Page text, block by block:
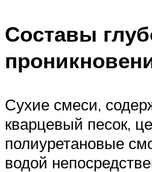
Составы
Сухие смеси,
кварцевый песок,
полиуретановые
водой